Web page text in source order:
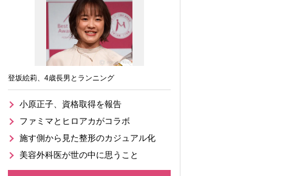
登坂絵莉、4歳長男とランニング
小原正子、資格取得を報告
ファミマとヒロアカがコラボ
施す側から見た整形のカジュアル化
美容外科医が世の中に思うこと